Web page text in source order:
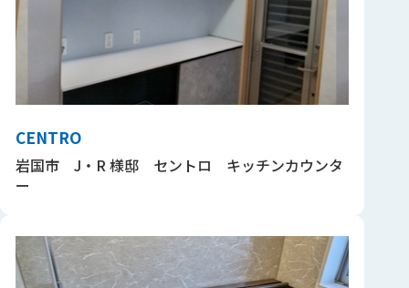
CENTRO
岩国市 J・R 様邸 セントロ キッチンカウンタ
ー